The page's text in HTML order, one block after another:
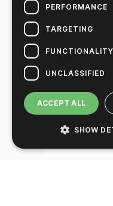
PERFORMANCE
TARGETING
FUNCTIONALITY
UNCLASSIFIED
ACCEPT ALL
SHOW